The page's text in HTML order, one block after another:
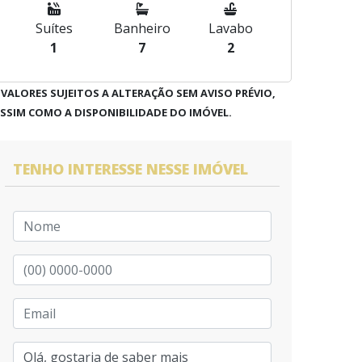
Suítes
1
Banheiro
7
Lavabo
2
SUJEITOS A ALTERAÇÃO SEM AVISO PRÉVIO,
COMO A DISPONIBILIDADE DO IMÓVEL.
TENHO INTERESSE NESSE IMÓVEL